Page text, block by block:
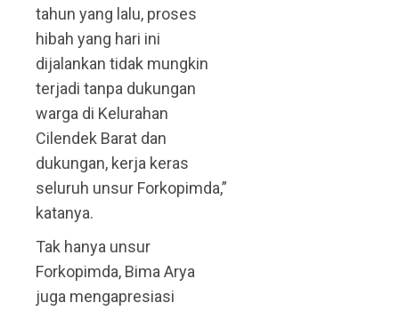
tahun yang lalu, proses
hibah yang hari ini
dijalankan tidak mungkin
terjadi tanpa dukungan
warga di Kelurahan
Cilendek Barat dan
dukungan, kerja keras
seluruh unsur Forkopimda,”
katanya.
Tak hanya unsur
Forkopimda, Bima Arya
juga mengapresiasi